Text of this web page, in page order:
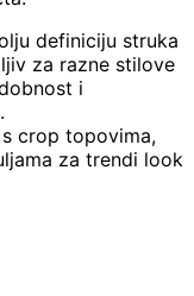
definiciju struka
za razne stilove
i
crop topovima,
za trendi look